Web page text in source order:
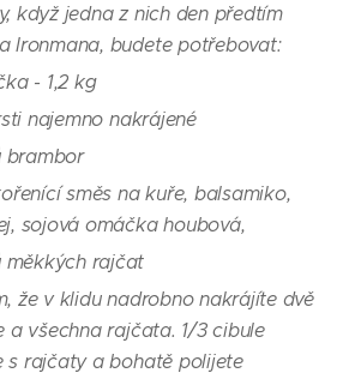
když jedna z nich den předtím
Ironmana, budete potřebovat:
- 1,2 kg
najemno nakrájené
brambor
směs na kuře, balsamiko,
sojová omáčka houbová,
měkkých rajčat
že v klidu nadrobno nakrájíte dvě
a všechna rajčata. 1/3 cibule
s rajčaty a bohatě polijete